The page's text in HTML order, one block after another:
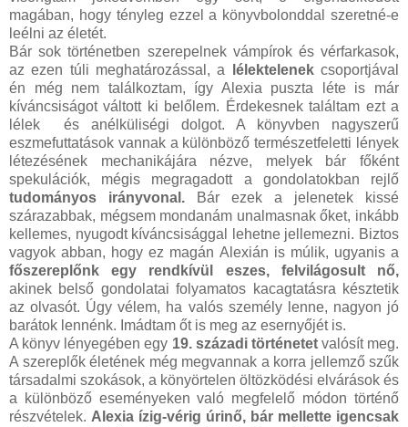
magában, hogy tényleg ezzel a könyvbolonddal szeretné-e
leélni az életét.
Bár sok történetben szerepelnek vámpírok és vérfarkasok,
az ezen túli meghatározással, a
lélektelenekcsoportjával
én még nem találkoztam, így Alexia puszta léte is már
kíváncsiságot váltott ki belőlem. Érdekesnek találtam ezt a
lélek és anélküliségi dolgot. A könyvben nagyszerű
eszmefuttatások vannak a különböző természetfeletti lények
létezésének mechanikájára nézve, melyek bár főként
spekulációk, mégis megragadott a gondolatokban rejlő
tudományos irányvonal.
Bár ezek a jelenetek kissé
szárazabbak, mégsem mondanám unalmasnak őket, inkább
kellemes, nyugodt kíváncsisággal lehetne jellemezni. Biztos
vagyok abban, hogy ez magán Alexián is múlik, ugyanis a
főszereplőnk egy rendkívül eszes, felvilágosult nő,
akinek belső gondolatai folyamatos kacagtatásra késztetik
az olvasót. Úgy vélem, ha valós személy lenne, nagyon jó
barátok lennénk. Imádtam őt is meg az esernyőjét is.
A könyv lényegében egy 19. századi történetetvalósít meg.
A szereplők életének még megvannak a korra jellemző szűk
társadalmi szokások, a könyörtelen öltözködési elvárások és
a különböző eseményeken való megfelelő módon történő
részvételek. Alexia ízig-vérig úrinő, bár mellette igencsak